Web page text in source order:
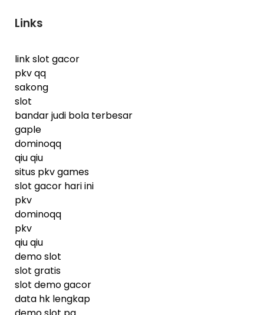
Links
link slot gacor
pkv qq
sakong
slot
bandar judi bola terbesar
gaple
dominoqq
qiu qiu
situs pkv games
slot gacor hari ini
pkv
dominoqq
pkv
qiu qiu
demo slot
slot gratis
slot demo gacor
data hk lengkap